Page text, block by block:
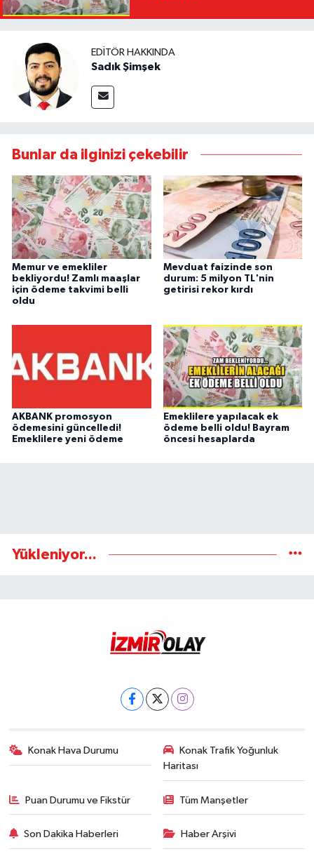
EDITÖR HAKKINDA
Sadık Şimşek
Bunlar da ilginizi çekebilir
Memur ve emekliler
bekliyordu! Zamlı maaşlar
için ödeme takvimi belli
oldu
Mevduat faizinde son
durum: 5 milyon TL'nin
getirisi rekor kırdı
AKBANK promosyon
ödemesini güncelledi!
Emeklilere yeni ödeme
Emeklilere yapılacak ek
ödeme belli oldu! Bayram
öncesi hesaplarda
Yükleniyor...
Konak Hava Durumu
Konak Trafik Yoğunluk
Haritası
Puan Durumu ve Fikstür Tüm Manşetler
Son Dakika Haberleri Haber Arşivi